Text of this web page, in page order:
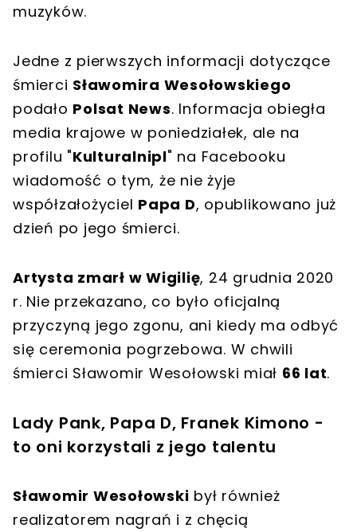
muzyków.
Jedne z pierwszych informacji dotyczące
śmierci Sławomira Wesołowskiego
podało Polsat News. Informacja obiegła
media krajowe w poniedziałek, ale na
profilu "Kulturalnipl" na Facebooku
wiadomość o tym, że nie żyje
współzałożyciel Papa D, opublikowano już
dzień po jego śmierci.
Artysta zmarł w Wigilię, 24 grudnia 2020
r. Nie przekazano, co było oficjalną
przyczyną jego zgonu, ani kiedy ma odbyć
się ceremonia pogrzebowa. W chwili
śmierci Sławomir Wesołowski miał 66 lat.
Lady Pank, Papa D, Franek Kimono -
to oni korzystali z jego talentu
Sławomir Wesołowski był również
realizatorem nagrań i z chęcią